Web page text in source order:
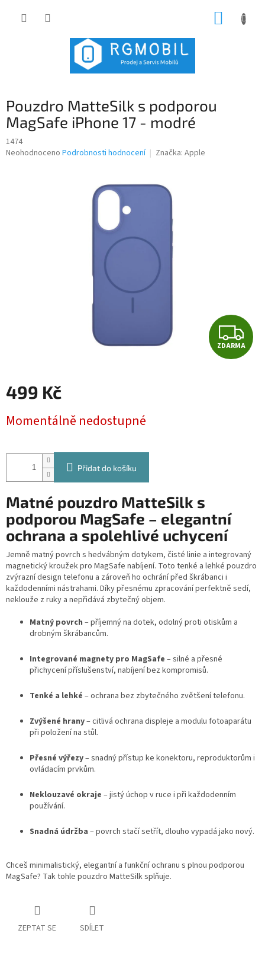
Pouzdro MatteSilk s podporou
MagSafe iPhone 17 - modré
1474
Průměrné
Neohodnoceno Podrobnosti hodnocení Značka: Apple
Z
D
ZDARMA
499 Kč
cena:
Momentálně nedostupné
Přidat do košíku
Matné pouzdro MatteSilk s
podporou MagSafe – elegantní
ochrana a spolehlivé uchycení
Jemně matný povrch s hedvábným dotykem, čisté linie a integrovaný
magnetický kroužek pro MagSafe nabíjení. Toto tenké a lehké pouzdro
zvýrazní design telefonu a zároveň ho ochrání před škrábanci i
každodenními nástrahami. Díky přesnému zpracování perfektně sedí,
neklouže z ruky a nepřidává zbytečný objem.
Matný povrch – příjemný na dotek, odolný proti otiskům a
drobným škrábancům.
Integrované magnety pro MagSafe – silné a přesné
přichycení příslušenství, nabíjení bez kompromisů.
Tenké a lehké – ochrana bez zbytečného zvětšení telefonu.
Zvýšené hrany– citlivá ochrana displeje a modulu fotoaparátu
při položení na stůl.
Přesné výřezy– snadný přístup ke konektoru, reproduktorům i
ovládacím prvkům.
Neklouzavé okraje – jistý úchop v ruce i při každodenním
používání.
Snadná údržba – povrch stačí setřít, dlouho vypadá jako nový.
Chceš minimalistický, elegantní a funkční ochranu s plnou podporou
MagSafe? Tak tohle pouzdro MatteSilk splňuje.
ZEPTAT SE SDÍLET